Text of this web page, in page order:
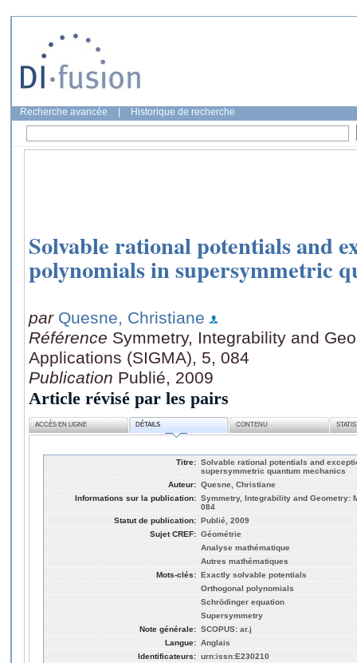
Recherche avancée Historique de recherche
Solvable rational potentials and
polynomials in supersymmetric
par Quesne, Christiane
Référence Symmetry, Integrability and
Applications (SIGMA), 5, 084
Publication Publié, 2009
Article révisé par les pairs
ACCÈS EN LIGNE DÉTAILS CONTENU
Titre: Solvable rational potentials and
supersymmetric quantum mechanics
Auteur: Quesne, Christiane
Informations sur la publication: Symmetry, Integrability and Geometry:
084
Statut de publication: Publié, 2009
Sujet CREF: Géométrie
Analyse mathématique
Autres mathématiques
Mots-clés: Exactly solvable potentials
Orthogonal polynomials
Schrödinger equation
Supersymmetry
Note générale: SCOPUS: ar.j
Langue: Anglais
Identificateurs: urn:issn:E230210